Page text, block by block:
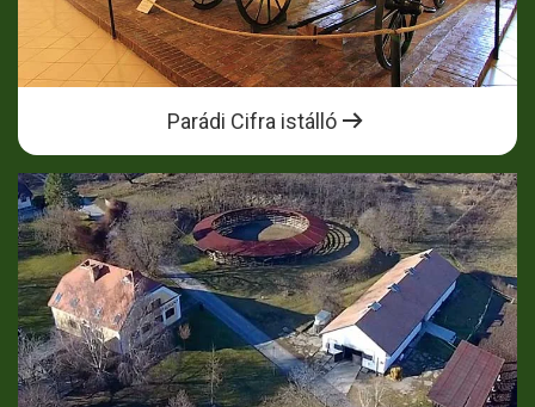
Parádi Cifra istálló